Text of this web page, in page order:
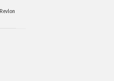
Revlon Creme Peroxide 12% (40 vol.)